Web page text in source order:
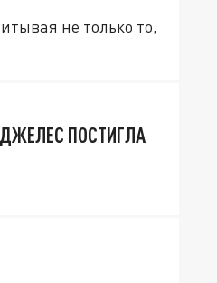
не только то,
ПОСТИГЛА